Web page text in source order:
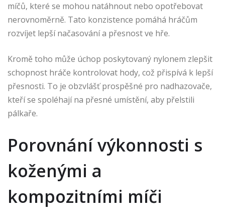
míčů, které se mohou natáhnout nebo opotřebovat
nerovnoměrně. Tato konzistence pomáhá hráčům
rozvíjet lepší načasování a přesnost ve hře.
Kromě toho může úchop poskytovaný nylonem zlepšit
schopnost hráče kontrolovat hody, což přispívá k lepší
přesnosti. To je obzvlášť prospěšné pro nadhazovače,
kteří se spoléhají na přesné umístění, aby přelstili
pálkaře.
Porovnání výkonnosti s
koženými a
kompozitními míči